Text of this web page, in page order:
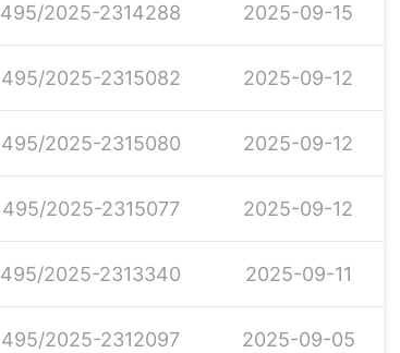
495/2025-2314288 2025-09-15
495/2025-2315082 2025-09-12
495/2025-2315080 2025-09-12
495/2025-2315077 2025-09-12
495/2025-2313340 2025-09-11
495/2025-2312097 2025-09-05